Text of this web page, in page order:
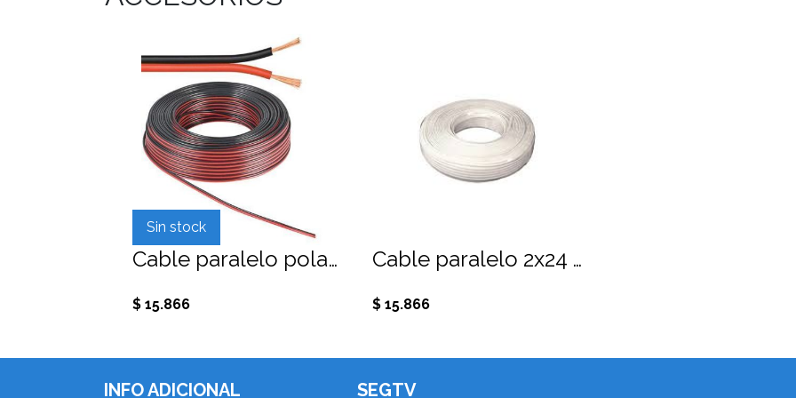
Sin stock
Cable paralelo polarizado rojo/negro 2x24 AWG, aleación 100 mts.
$ 15.866
Cable paralelo 2x24 AWG, color blanco, 100 mts.
$ 15.866
INFO ADICIONAL SEGTV